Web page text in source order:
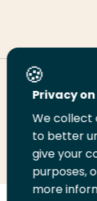
Deel deze
Deel
LinkedIn
Deel
op
Privacy
We collect
to better
give your
purposes,
more